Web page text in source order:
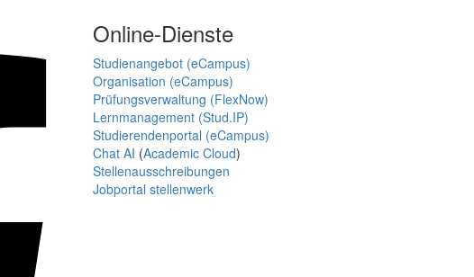
Online-Dienste
Studienangebot (eCampus)
Organisation (eCampus)
Prüfungsverwaltung (FlexNow)
Lernmanagement (Stud.IP)
Studierendenportal (eCampus)
Chat AI (Academic Cloud)
Stellenausschreibungen
Jobportal stellenwerk